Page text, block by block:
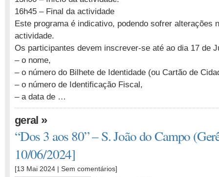
16h45 – Final da actividade
Este programa é indicativo, podendo sofrer alterações
actividade.
Os participantes devem inscrever-se até ao dia 17 de
– o nome,
– o número do Bilhete de Identidade (ou Cartão de
– o número de Identificação Fiscal,
– a data de …
geral »
“Dos 3 aos 80” – S. João do Campo
10/06/2024]
[13 Mai 2024 | Sem comentários]